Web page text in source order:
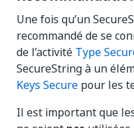
Une fois qu’un
recommandé de se
de l’activité Type
SecureString à un
Keys Secure pour les
Il est important que